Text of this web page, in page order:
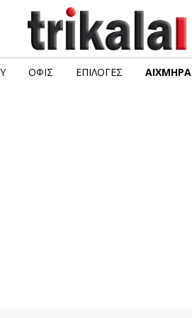
ΟΦΙΣ ΕΠΙΛΟΓΈΣ ΑΙΧΜΗΡΆ